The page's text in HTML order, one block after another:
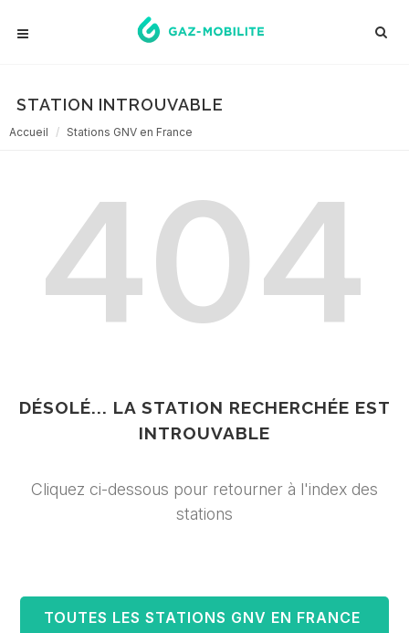
STATION INTROUVABLE
Accueil Stations GNV en France
404
DÉSOLÉ... LA STATION RECHERCHÉE EST
INTROUVABLE
Cliquez ci-dessous pour retourner à l'index des
stations
TOUTES LES STATIONS GNV EN FRANCE